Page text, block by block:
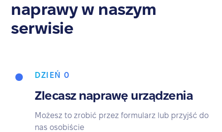
naprawy w naszym
serwisie
DZIEŃ 0
Zlecasz naprawę urządzenia
Możesz to zrobić przez formularz lub przyjść do
nas osobiście